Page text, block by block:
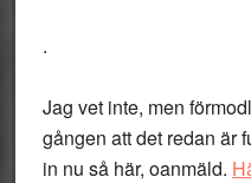
.
Jag vet inte, men
gången att det redan är
in nu så här, oanmäld.